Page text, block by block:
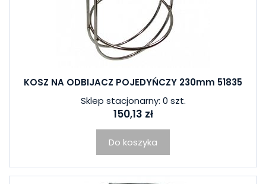
KOSZ NA ODBIJACZ POJEDYŃCZY 230mm 51835
Sklep stacjonarny: 0 szt.
150,13 zł
Do koszyka